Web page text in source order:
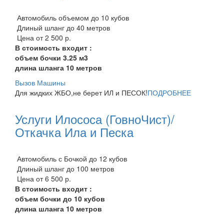
Автомобиль объемом до 10 кубов
Длиный шланг до 40 метров
Цена от 2 500 р.
В стоимость входит :
объем бочки 3.25 м3
длина шланга 10 метров
Вызов Машины
Для жидких ЖБО,не берет ИЛ и ПЕСОК!ПОДРОБНЕЕ
Услуги Илососа (ГовноЧист)/
Откачка Ила и Песка
Автомобиль с Бочкой до 12 кубов
Длиный шланг до 100 метров
Цена от 6 500 р.
В стоимость входит :
объем бочки до 10 кубов
длина шланга 10 метров